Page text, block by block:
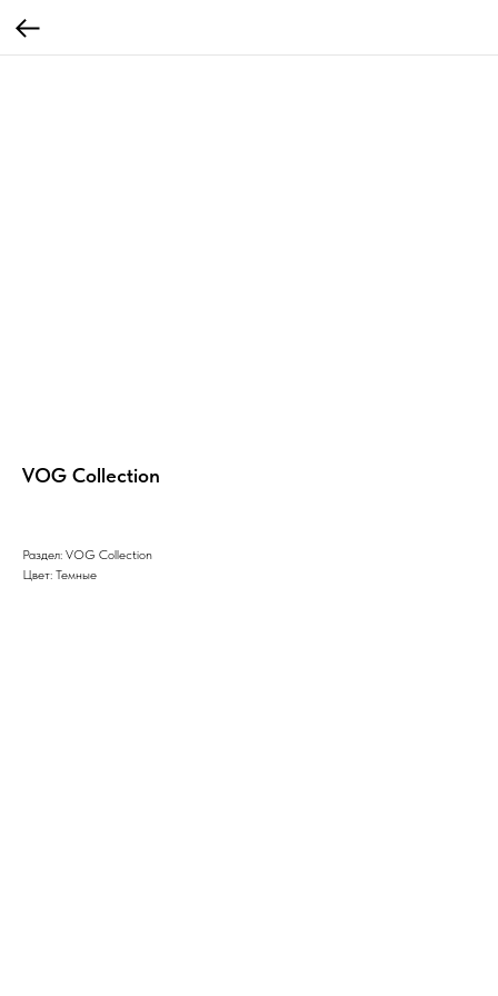
VOG Collection
Раздел: VOG Collection
Цвет: Темные